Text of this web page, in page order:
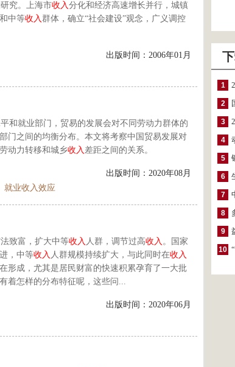
究。上海市收入分化和经济高速增长并行，城镇
中等收入群体，确立“社会建设”观念，广义调控
出版时间：2006年01月
和就业部门，贸易的发展会对不同劳动力群体的
门之间的均衡分布。本文将考察中国贸易发展对
动力转移和城乡收入 差距之间的关系。
出版时间：2020年08月
就业收入效应
致富，扩大中等收入 人群，调节过高收入 。国家
，中等收入 人群规模持续扩大，与此同时在收入
形成，尤其是居民财富的快速积累孕育了一大批
着怎样的分布特征呢，这些问...
出版时间：2020年06月
1
2
3
4
5
6
7
8
9
10